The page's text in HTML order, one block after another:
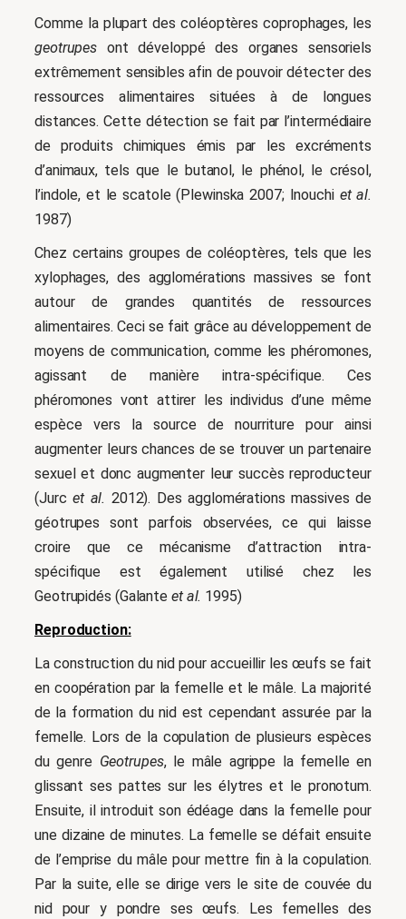
Comme la plupart des coléoptères coprophages, les
geotrupes ont développé des organes sensoriels
extrêmement sensibles afin de pouvoir détecter des
ressources alimentaires situées à de longues
distances. Cette détection se fait par l’intermédiaire
de produits chimiques émis par les excréments
d’animaux, tels que le butanol, le phénol, le crésol,
l’indole, et le scatole (Plewinska 2007; Inouchiet al.
1987)
Chez certains groupes de coléoptères, tels que les
xylophages, des agglomérations massives se font
autour de grandes quantités de ressources
alimentaires. Ceci se fait grâce au développement de
moyens de communication, comme les phéromones,
agissant de manière intra-spécifique. Ces
phéromones vont attirer les individus d’une même
espèce vers la source de nourriture pour ainsi
augmenter leurs chances de se trouver un partenaire
sexuel et donc augmenter leur succès reproducteur
(Jurc et al. 2012). Des agglomérations massives de
géotrupes sont parfois observées, ce qui laisse
croire que ce mécanisme d’attraction intra-
spécifique est également utilisé chez les
Geotrupidés (Galante et al. 1995)
Reproduction:
La construction du nid pour accueillir les œufs se fait
en coopération par la femelle et le mâle. La majorité
de la formation du nid est cependant assurée par la
femelle. Lors de la copulation de plusieurs espèces
du genre Geotrupes, le mâle agrippe la femelle en
glissant ses pattes sur les élytres et le pronotum.
Ensuite, il introduit son édéage dans la femelle pour
une dizaine de minutes. La femelle se défait ensuite
de l’emprise du mâle pour mettre fin à la copulation.
Par la suite, elle se dirige vers le site de couvée du
nid pour y pondre ses œufs. Les femelles des